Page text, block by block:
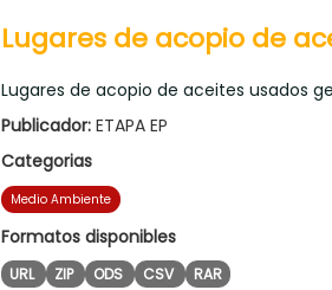
Lugares de acopio de
Lugares de acopio de aceites usados
Publicador: ETAPA EP
Categorias
Medio Ambiente
Formatos disponibles
URL ZIP ODS CSV RAR